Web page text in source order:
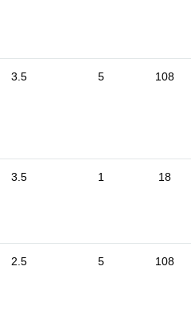
3.5 5 108
3.5 1 18
2.5 5 108